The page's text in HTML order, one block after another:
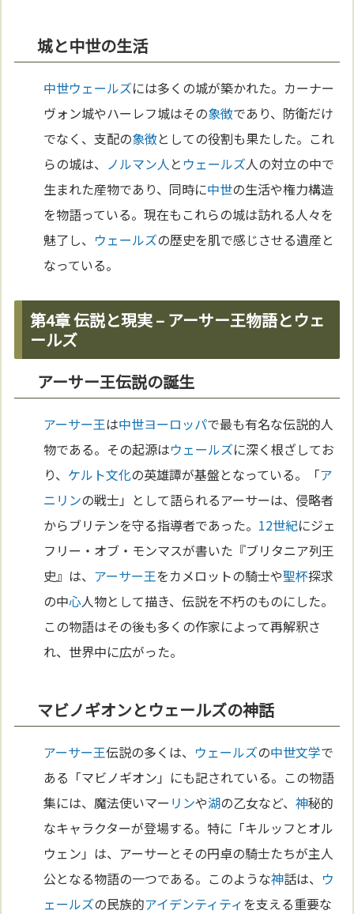
城と中世の生活
中世ウェールズには多くの城が築かれた。カーナー
ヴォン城やハーレフ城はその象徴であり、防衛だけ
でなく、支配の象徴としての役割も果たした。これ
らの城は、 ノルマン人と ウェールズ人の対立の中で
生まれた産物であり、同時に中世の生活や権力構造
を物語っている。現在もこれらの城は訪れる人々を
魅了し、 ウェールズの歴史を肌で感じさせる遺産と
なっている。
第4章 伝説と現実 – アーサー王物語とウェ
ールズ
アーサー王伝説の誕生
アーサー王は中世ヨーロッパで最も有名な伝説的人
物である。その起源はウェールズに深く根ざしてお
り、 ケルト文化の英雄譚が基盤となっている。「ア
ニ リンの戦士」として語られるアーサーは、侵略者
からブリテンを守る指導者であった。 12世紀にジェ
フリー・オブ・モンマスが書いた『ブリタニア列王
史』は、 アーサー王をカメロットの騎士や聖杯探求
の中心人物として描き、伝説を不朽のものにした。
この物語はその後も多くの作家によって再解釈さ
れ、世界中に広がった。
マビノギオンとウェールズの神話
アーサー王伝説の多くは、 ウェールズの中世文学で
ある「マビノギオン」にも記されている。この物語
集には、魔法使いマー リンや湖の乙女など、神秘的
なキャラクターが登場する。特に「キルッフとオル
ウェン」は、アーサーとその円卓の騎士たちが主人
公となる物語の一つである。このような神話は、 ウ
ェールズの民族的アイデンティティを支える重要な